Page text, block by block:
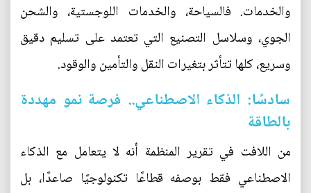
والخدمات. فالسياحة، والخدمات اللوجستية، والشحن
الجوي، وسلاسل التصنيع التي تعتمد على تسليم دقيق
وسريع، كلها تتأثر بتغيرات النقل والتأمين والوقود.
سادسًا: الذكاء الاصطناعي.. فرصة نمو مهددة
بالطاقة
من اللافت في تقرير المنظمة أنه لا يتعامل مع الذكاء
الاصطناعي فقط بوصفه قطاعًا تكنولوجيًا صاعدًا، بل